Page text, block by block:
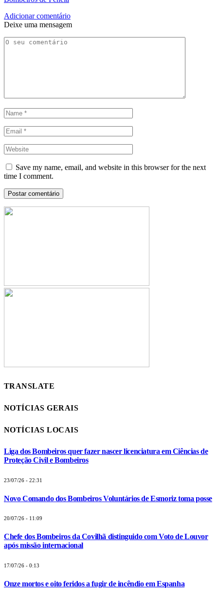
Adicionar comentário
Deixe uma mensagem
Save my name, email, and website in this browser for the next
time I comment.
TRANSLATE
NOTÍCIAS GERAIS
NOTÍCIAS LOCAIS
Liga dos Bombeiros quer fazer nascer licenciatura em Ciências de
Proteção Civil e Bombeiros
23/07/26 - 22:31
Novo Comando dos Bombeiros Voluntários de Esmoriz toma posse
20/07/26 - 11:09
Chefe dos Bombeiros da Covilhã distinguido com Voto de Louvor
após missão internacional
17/07/26 - 0:13
Onze mortos e oito feridos a fugir de incêndio em Espanha